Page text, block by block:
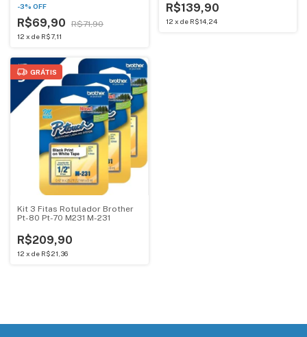
-3% OFF
R$69,90 R$71,90
12 x de R$7,11
R$139,90
12 x de R$14,24
GRÁTIS
Kit 3 Fitas Rotulador Brother
Pt-80 Pt-70 M231 M-231
R$209,90
12 x de R$21,36